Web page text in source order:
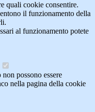
quali cookie consentire.
il funzionamento della
al funzionamento potete
possono essere
nella pagina della cookie